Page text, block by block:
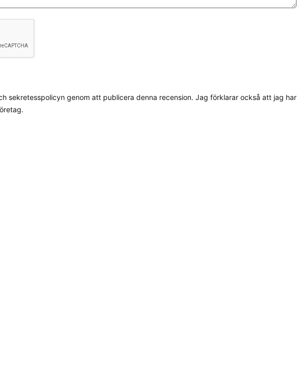
sekretesspolicyn genom att publicera denna recension. Jag förklarar också att jag har